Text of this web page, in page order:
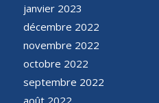
janvier 2023
décembre 2022
novembre 2022
octobre 2022
septembre 2022
août 2022